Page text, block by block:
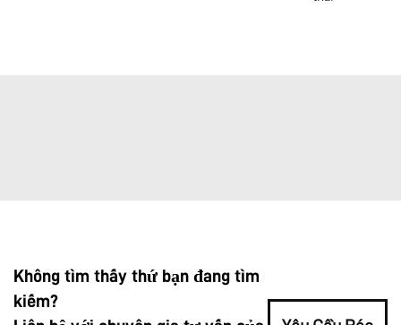
Không tìm thấy thứ bạn đang tìm
kiếm?